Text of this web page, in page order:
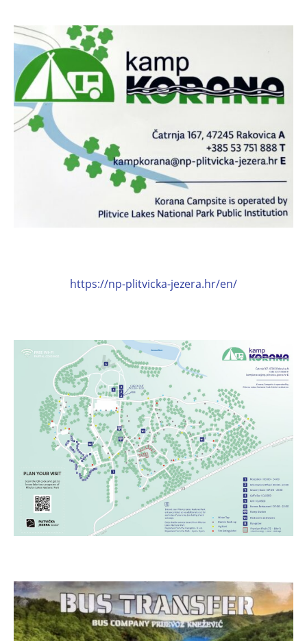
https://np-plitvicka-jezera.hr/en/